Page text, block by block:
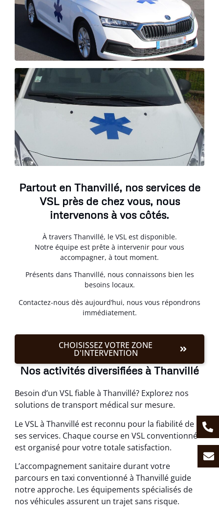
Partout en Thanvillé, nos services de
VSL près de chez vous, nous
intervenons à vos côtés.
À travers Thanvillé, le VSL est disponible.
Notre équipe est prête à intervenir pour vous
accompagner, à tout moment.
Présents dans Thanvillé, nous connaissons bien les
besoins locaux.
Contactez-nous dès aujourd’hui, nous vous répondrons
immédiatement.
CHOISISSEZ VOTRE ZONE
D'INTERVENTION
Nos activités diversifiées à Thanvillé
Besoin d’un VSL fiable à Thanvillé? Explorez nos
solutions de transport médical sur mesure.
Le VSL à Thanvillé est reconnu pour la fiabilité de
ses services. Chaque course en VSL conventionné
est organisé pour votre totale satisfaction.
L’accompagnement sanitaire durant votre
parcours en taxi conventionné à Thanvillé guide
notre approche. Les équipements spécialisés de
nos véhicules assurent un trajet sans risque.